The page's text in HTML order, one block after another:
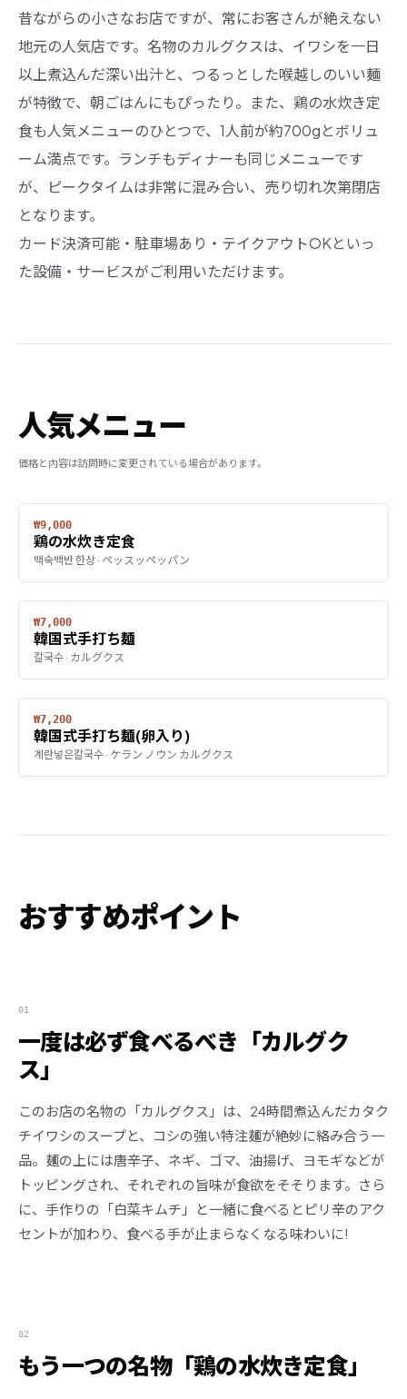
昔ながらの小さなお店ですが、常にお客さんが絶えない
地元の人気店です。名物のカルグクスは、イワシを一日
以上煮込んだ深い出汁と、つるっとした喉越しのいい麺
が特徴で、朝ごはんにもぴったり。また、鶏の水炊き定
食も人気メニューのひとつで、1人前が約700gとボリュ
ーム満点です。ランチもディナーも同じメニューです
が、ピークタイムは非常に混み合い、売り切れ次第閉店
となります。
カード決済可能・駐車場あり・テイクアウトOKといっ
た設備・サービスがご利用いただけます。
人気メニュー
価格と内容は訪問時に変更されている場合があります。
₩9,000
鶏の水炊き定食
백숙백반 한상 · ペッスッペッパン
₩7,000
韓国式手打ち麺
칼국수 · カルグクス
₩7,200
韓国式手打ち麺(卵入り)
계란넣은칼국수 · ケラン ノウン カルグクス
おすすめポイント
01
一度は必ず食べるべき「カルグク
ス」
このお店の名物の「カルグクス」は、24時間煮込んだカタク
チイワシのスープと、コシの強い特注麺が絶妙に絡み合う一
品。麺の上には唐辛子、ネギ、ゴマ、油揚げ、ヨモギなどが
トッピングされ、それぞれの旨味が食欲をそそります。さら
に、手作りの「白菜キムチ」と一緒に食べるとピリ辛のアク
セントが加わり、食べる手が止まらなくなる味わいに!
02
もう一つの名物「鶏の水炊き定食」